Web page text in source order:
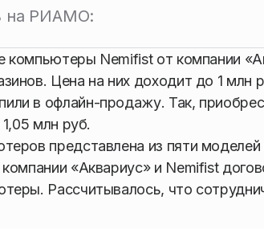
на РИАМО:
компьютеры Nemifist от компании
Цена на них доходит до 1 млн
в офлайн-продажу. Так,
млн руб.
представлена из пяти
«Аквариус» и Nemifist
Рассчитывалось, что